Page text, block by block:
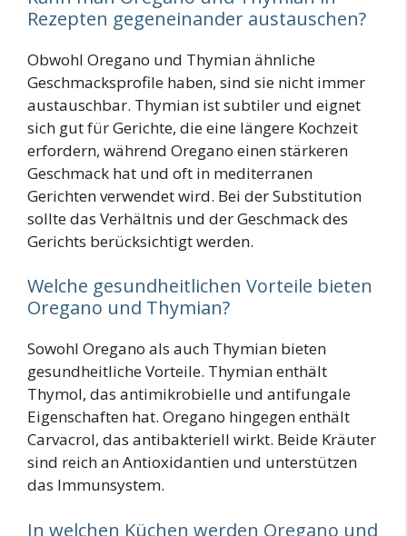
Rezepten gegeneinander austauschen?
Obwohl Oregano und Thymian ähnliche
Geschmacksprofile haben, sind sie nicht immer
austauschbar. Thymian ist subtiler und eignet
sich gut für Gerichte, die eine längere Kochzeit
erfordern, während Oregano einen stärkeren
Geschmack hat und oft in mediterranen
Gerichten verwendet wird. Bei der Substitution
sollte das Verhältnis und der Geschmack des
Gerichts berücksichtigt werden.
Welche gesundheitlichen Vorteile bieten
Oregano und Thymian?
Sowohl Oregano als auch Thymian bieten
gesundheitliche Vorteile. Thymian enthält
Thymol, das antimikrobielle und antifungale
Eigenschaften hat. Oregano hingegen enthält
Carvacrol, das antibakteriell wirkt. Beide Kräuter
sind reich an Antioxidantien und unterstützen
das Immunsystem.
In welchen Küchen werden Oregano und